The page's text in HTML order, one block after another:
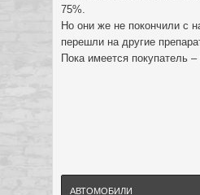
75%.
Но они же не покончили с
перешли на другие
Пока имеется покупатель
АВТОМОБИЛИ